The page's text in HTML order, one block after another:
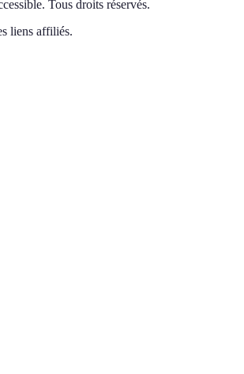
. Tous droits réservés.
liens affiliés.